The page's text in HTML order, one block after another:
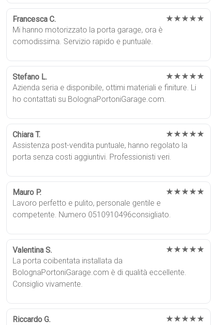
Francesca C. ★★★★★
Mi hanno motorizzato la porta garage, ora è
comodissima. Servizio rapido e puntuale.
Stefano L. ★★★★★
Azienda seria e disponibile, ottimi materiali e finiture. Li
ho contattati su BolognaPortoniGarage.com.
Chiara T. ★★★★★
Assistenza post-vendita puntuale, hanno regolato la
porta senza costi aggiuntivi. Professionisti veri.
Mauro P. ★★★★★
Lavoro perfetto e pulito, personale gentile e
competente. Numero 0510910496consigliato.
Valentina S. ★★★★★
La porta coibentata installata da
BolognaPortoniGarage.com è di qualità eccellente.
Consiglio vivamente.
Riccardo G. ★★★★★